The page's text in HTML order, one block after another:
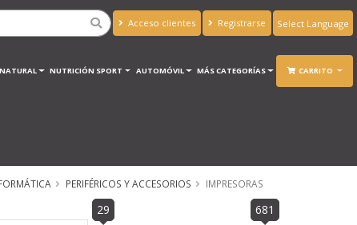
Acceso clientes Registrarse
Translate
NUTRICIÓN SPORT AUTOMÓVIL MÁS CATEGORÍAS CARRITO
PERIFÉRICOS Y ACCESORIOS IMPRESORAS
29 681